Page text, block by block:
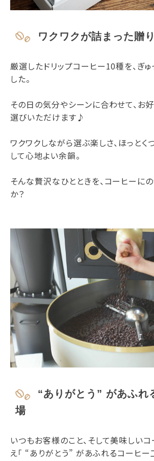
ワクワクが詰まった贈
厳選したドリップコーヒー10種を、ぎ
した。
その日の気分やシーンに合わせて、お
選びいただけます♪
ワクワクしながら選ぶ楽しさ、ほっとく
して心地よい余韻。
そんな贅沢なひとときを、コーヒーに
か？
“ありがとう” があふれ
場
いつもお客様のこと、そして美味しい
え「 “ありがとう” があふれるコーヒー